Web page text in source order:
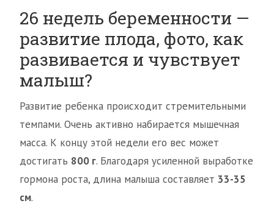
26 недель беременности —
развитие плода, фото, как
развивается и чувствует
малыш?
Развитие ребенка происходит стремительными
темпами. Очень активно набирается мышечная
масса. К концу этой недели его вес может
достигать 800 г. Благодаря усиленной выработке
гормона роста, длина малыша составляет 33-35
см.